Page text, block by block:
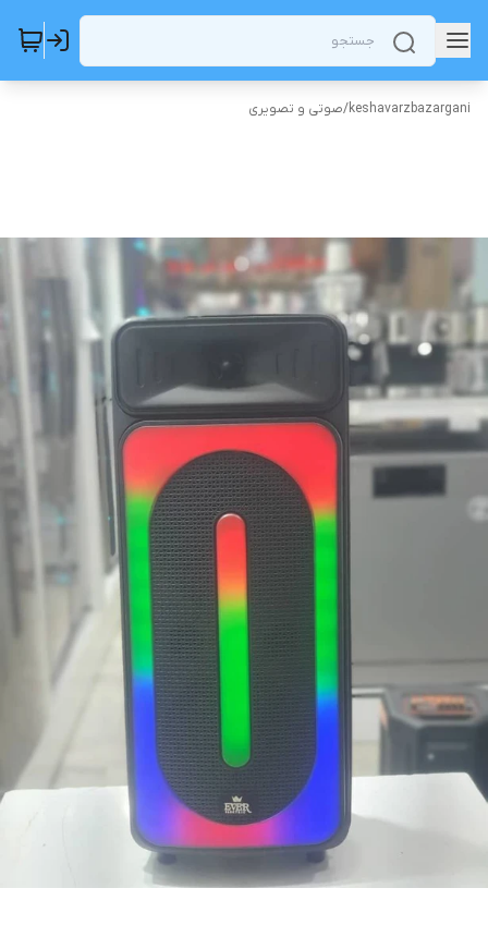
keshavarzbazargani
/صوتی و تصویری